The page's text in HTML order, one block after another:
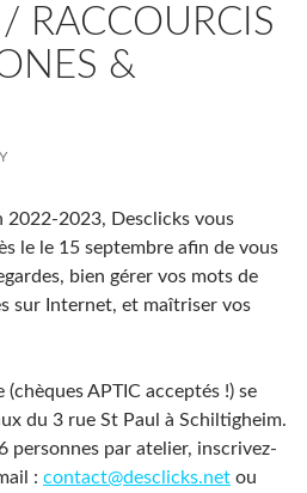
RACCOURCIS
&
2022-2023, Desclicks vous
le le 15 septembre afin de vous
bien gérer vos mots de
sur Internet, et maîtriser vos
APTIC acceptés !) se
du 3 rue St Paul à Schiltigheim.
personnes par atelier, inscrivez-
: contact@desclicks.net ou